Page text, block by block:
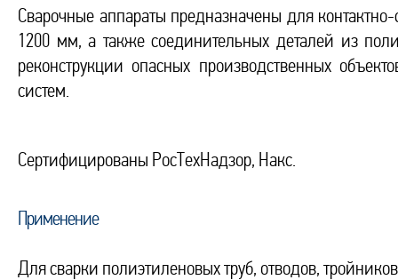
Сварочные аппараты предназначены для
1200 мм, а также соединительных деталей из
реконcтрукции опасных производственных
систем.
Сертифицированы РосТехНадзор, Накс.
Применение
Для сварки полиэтиленовых труб, отводов,